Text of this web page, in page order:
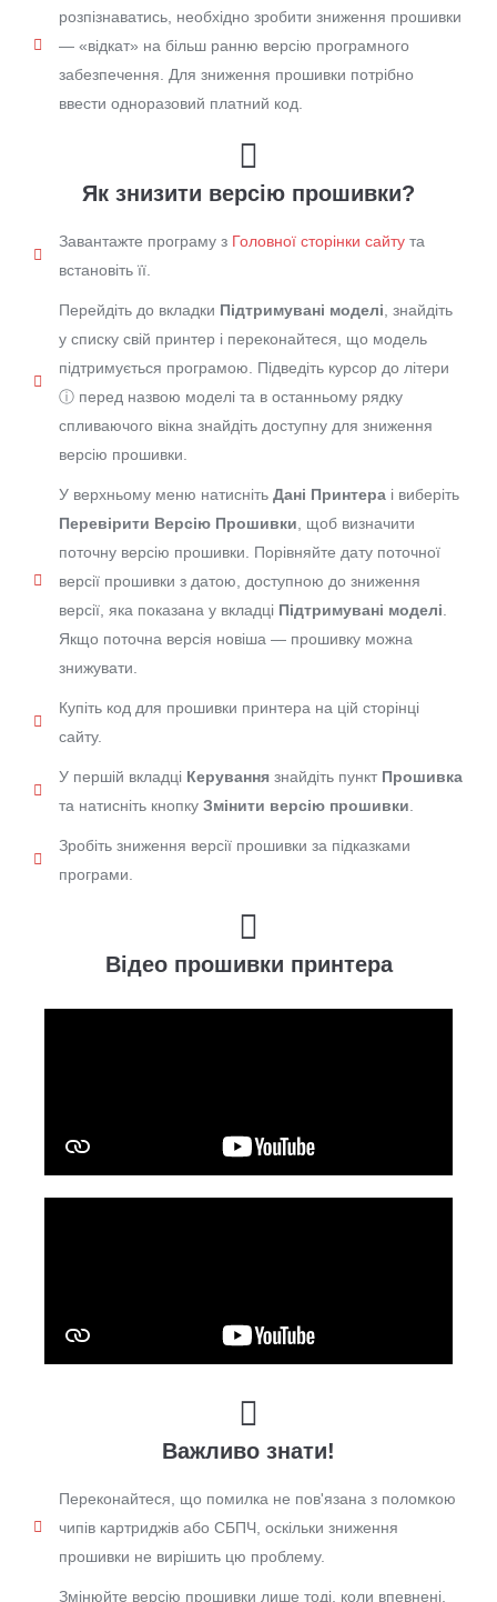
розпізнаватись, необхідно зробити зниження прошивки
— «відкат» на більш ранню версію програмного
забезпечення. Для зниження прошивки потрібно
ввести одноразовий платний код.
Як знизити версію прошивки?
Завантажте програму з Головної сторінки сайтута
встановіть її.
Перейдіть до вкладки Підтримувані моделі , знайдіть
у списку свій принтер і переконайтеся, що модель
підтримується програмою. Підведіть курсор до літери
ⓘ перед назвою моделі та в останньому рядку
спливаючого вікна знайдіть доступну для зниження
версію прошивки.
У верхньому меню натисніть Дані Принтераі виберіть
Перевірити Версію Прошивки , щоб визначити
поточну версію прошивки. Порівняйте дату поточної
версії прошивки з датою, доступною до зниження
версії, яка показана у вкладці Підтримувані моделі
Якщо поточна версія новіша — прошивку можна
знижувати.
Купіть код для прошивки принтера на цій сторінці
сайту.
У першій вкладці Керуваннязнайдіть пункт Прошивка
та натисніть кнопку Змінити версію прошивки
Зробіть зниження версії прошивки за підказками
програми.
Відео прошивки принтера
Важливо знати!
Переконайтеся, що помилка не пов'язана з поломкою
чипів картриджів або СБПЧ, оскільки зниження
прошивки не вирішить цю проблему.
Змінюйте версію прошивки лише тоді, коли впевнені,